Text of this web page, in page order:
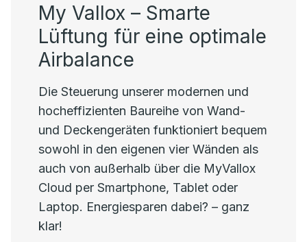
My Vallox – Smarte
Lüftung für eine optimale
Airbalance
Die Steuerung unserer modernen und
hocheffizienten Baureihe von Wand-
und Deckengeräten funktioniert bequem
sowohl in den eigenen vier Wänden als
auch von außerhalb über die MyVallox
Cloud per Smartphone, Tablet oder
Laptop. Energiesparen dabei? – ganz
klar!